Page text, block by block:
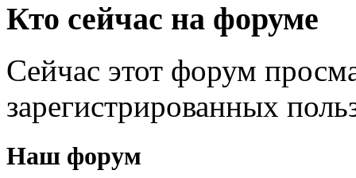
Кто сейчас на форуме
Сейчас этот форум
зарегистрированных
Наш форум